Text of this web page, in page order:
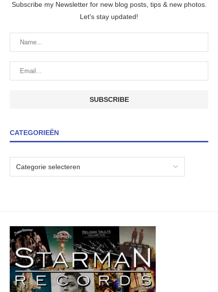
Subscribe my Newsletter for new blog posts, tips & new photos.
Let's stay updated!
CATEGORIEËN